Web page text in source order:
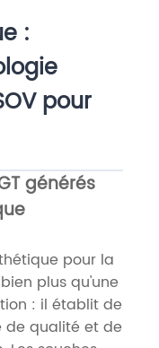
:
pour
générés
pour la
plus qu'une
: il établit de
de qualité et de